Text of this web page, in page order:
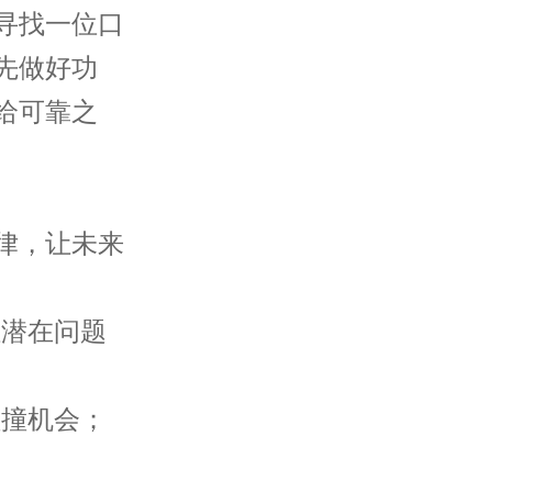
找一位口
做好功
可靠之
，让未来
在问题
机会；